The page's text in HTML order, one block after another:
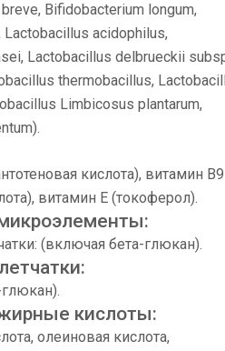
Bifidobacterium longum,
Lactobacillus acidophilus,
Lactobacillus delbrueckii
thermobacillus,
Limbicosus plantarum,
кислота), витамин B9
витамин E (токоферол).
(включая бета-глюкан).
кислоты:
олеиновая кислота,